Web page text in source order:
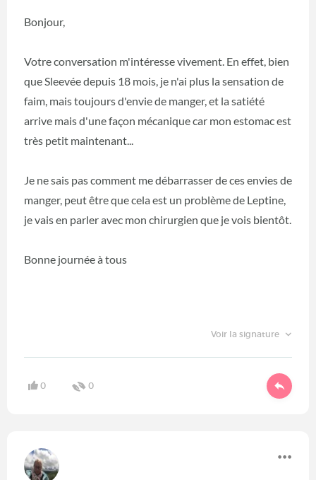
Bonjour,
Votre conversation m'intéresse vivement. En effet, bien
que Sleevée depuis 18 mois, je n'ai plus la sensation de
faim, mais toujours d'envie de manger, et la satiété
arrive mais d'une façon mécanique car mon estomac est
très petit maintenant...
Je ne sais pas comment me débarrasser de ces envies de
manger, peut être que cela est un problème de Leptine,
je vais en parler avec mon chirurgien que je vois bientôt.
Bonne journée à tous
Voir la signature
0 0